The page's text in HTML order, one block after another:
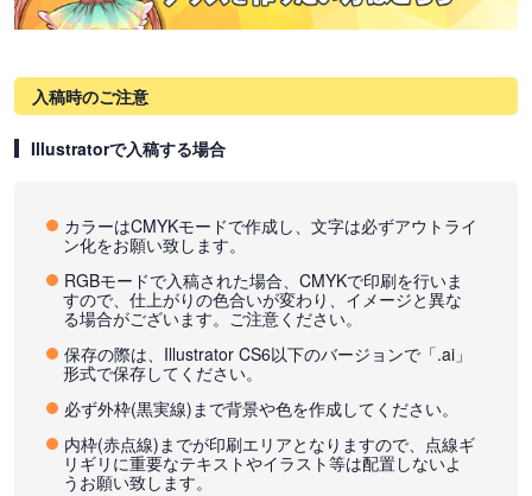
入稿時のご注意
Illustratorで入稿する場合
カラーはCMYKモードで作成し、文字は必ずアウトライ
ン化をお願い致します。
RGBモードで入稿された場合、CMYKで印刷を行いま
すので、仕上がりの色合いが変わり、イメージと異な
る場合がございます。ご注意ください。
保存の際は、Illustrator CS6以下のバージョンで「.ai」
形式で保存してください。
必ず外枠(黒実線)まで背景や色を作成してください。
内枠(赤点線)までが印刷エリアとなりますので、点線ギ
リギリに重要なテキストやイラスト等は配置しないよ
うお願い致します。